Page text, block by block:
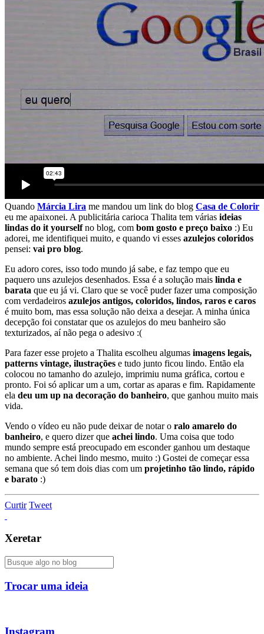
Quando Márcia Lira me mandou um link do blog Casa de Colorir
eu me apaixonei. A publicitária carioca Thalita tem várias ideias
lindas do it yourselfno blog, com bom gosto e preço baixo :) Eu
adorei, me identifiquei muito, e quando vi esses azulejos coloridos
pensei: vai pro blog.
Eu adoro cores, isso todo mundo já sabe, e faz tempo que eu
paquero uns azulejos desenhados. Essa é a solução mais linda e
barata que eu já vi. Claro que se você puder fazer uma composição
com verdadeiros azulejos antigos, coloridos, lindos, raros e caros
é muito bom, mas essa solução não deixa a desejar. A minha única
decepção foi constatar que os azulejos do meu banheiro são
texturizados, aí não pega o adesivo :(
Para fazer esse projeto a Thalita escolheu algumas imagens legais,
patterns vintage, ilustrações e tudo junto ficou lindo. Então ela
colocou no tamanho do azulejo, imprimiu numa gráfica, cortou e
pronto. Foi só aplicar um a um, cortar as aparas e fim. Rapidamente
ela deu um up na decoração do banheiro, que ganhou muito mais
vida.
Vendo o vídeo eu não pude deixar de notar o ralo amarelo do
banheiro, e quero dizer que achei lindo. Uma coisa que todo
mundo sempre está preocupado em esconder ganhou um destaque
no ambiente. Achei lindo mesmo, muito :) Gostei de começar essa
semana que só tem dois dias com um projetinho tão lindo, rápido
e barato :)
Curtir Tweet
Xeretar
Trocar uma ideia
Instagram